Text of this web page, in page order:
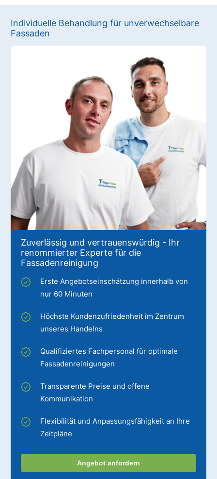
Individuelle Behandlung für unverwechselbare
Fassaden
Zuverlässig und vertrauenswürdig - Ihr
renommierter Experte für die
Fassadenreinigung
Erste Angebotseinschätzung innerhalb von
nur 60 Minuten
Höchste Kundenzufriedenheit im Zentrum
unseres Handelns
Qualifiziertes Fachpersonal für optimale
Fassadenreinigungen
Transparente Preise und offene
Kommunikation
Flexibilität und Anpassungsfähigkeit an Ihre
Zeitpläne
Angebot anfordern